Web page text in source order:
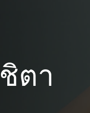
ตา